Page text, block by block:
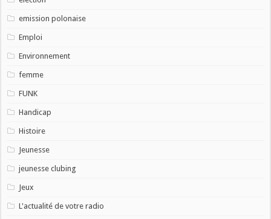
emission polonaise
Emploi
Environnement
femme
FUNK
Handicap
Histoire
Jeunesse
jeunesse clubing
Jeux
L'actualité de votre radio